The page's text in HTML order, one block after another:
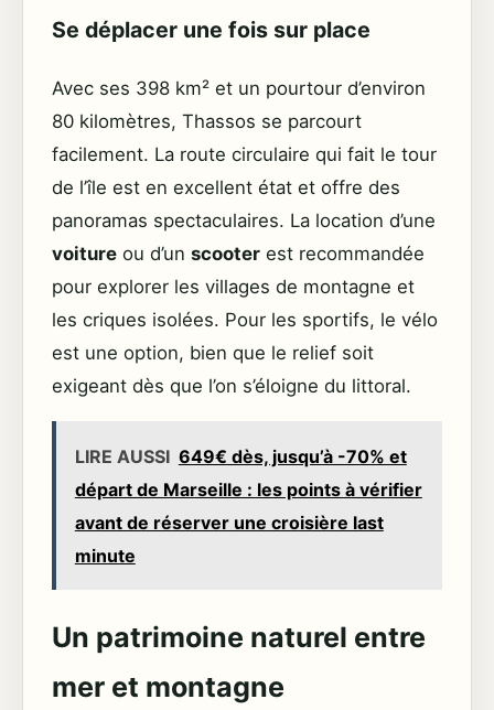
Se déplacer une fois sur place
Avec ses 398 km² et un pourtour d’environ
80 kilomètres, Thassos se parcourt
facilement. La route circulaire qui fait le tour
de l’île est en excellent état et offre des
panoramas spectaculaires. La location d’une
voiture ou d’un scooter est recommandée
pour explorer les villages de montagne et
les criques isolées. Pour les sportifs, le vélo
est une option, bien que le relief soit
exigeant dès que l’on s’éloigne du littoral.
LIRE AUSSI 649€ dès, jusqu’à -70% et
départ de Marseille : les points à vérifier
avant de réserver une croisière last
minute
Un patrimoine naturel entre
mer et montagne